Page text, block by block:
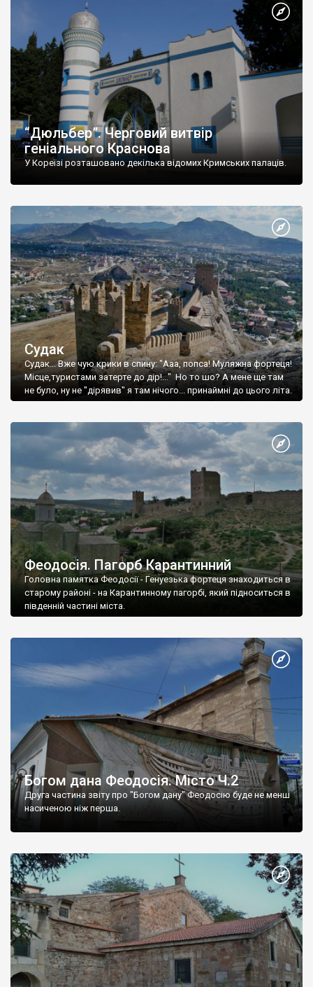
“Дюльбер”. Черговий витвір
геніального Краснова
У Кореїзі розташовано декілька відомих Кримських палаців.
Судак
Судак... Вже чую крики в спину: "Ааа, попса! Муляжна фортеця!
Місце,туристами затерте до дір!..." Но то шо? А мене ще там
не було, ну не "дірявив" я там нічого... принаймні до цього літа.
Феодосія. Пагорб Карантинний
Головна памятка Феодосії - Генуезька фортеця знаходиться в
старому районі - на Карантинному пагорбі, який підноситься в
південній частині міста.
Богом дана Феодосія. Місто Ч.2
Друга частина звіту про "Богом дану" Феодосію буде не менш
насиченою ніж перша.